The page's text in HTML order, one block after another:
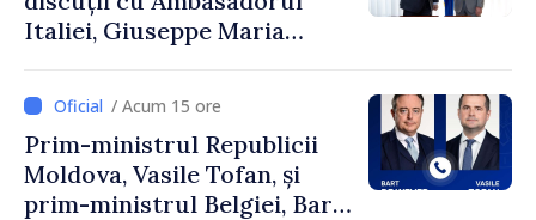
Italiei, Giuseppe Maria
/ Acum 15 ore
Prim-ministrul Republicii
Moldova, Vasile Tofan, și
prim-ministrul Belgiei, Bart